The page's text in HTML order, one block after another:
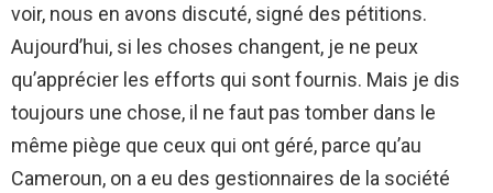
voir, nous en avons discuté, signé des pétitions.
Aujourd’hui, si les choses changent, je ne peux
qu’apprécier les efforts qui sont fournis. Mais je dis
toujours une chose, il ne faut pas tomber dans le
même piège que ceux qui ont géré, parce qu’au
Cameroun, on a eu des gestionnaires de la société